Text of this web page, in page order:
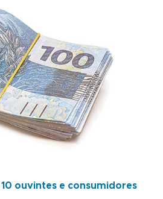
10 ouvintes e consumidores